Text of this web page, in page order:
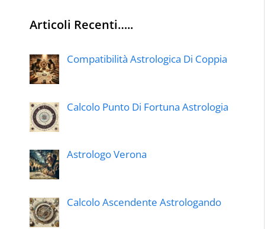
Articoli Recenti…..
Compatibilità Astrologica Di Coppia
Calcolo Punto Di Fortuna Astrologia
Astrologo Verona
Calcolo Ascendente Astrologando